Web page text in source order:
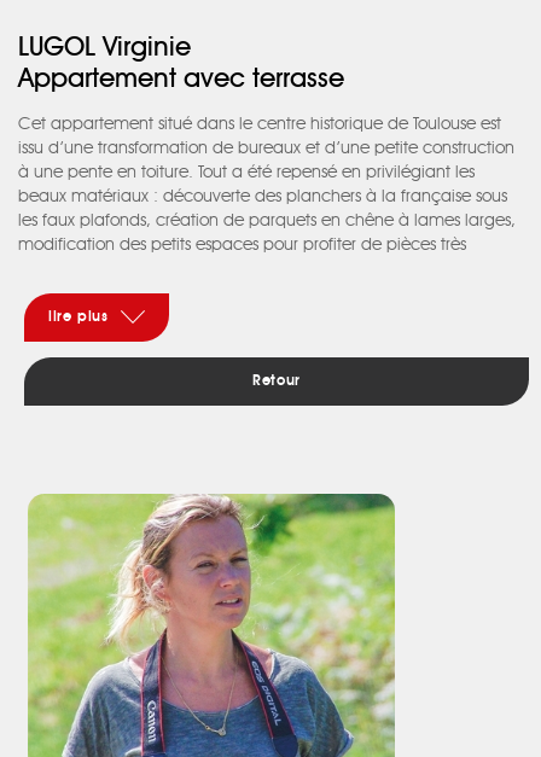
LUGOL Virginie
Appartement avec terrasse
Cet appartement situé dans le centre historique de Toulouse est
issu d’une transformation de bureaux et d’une petite construction
à une pente en toiture. Tout a été repensé en privilégiant les
beaux matériaux : découverte des planchers à la française sous
les faux plafonds, création de parquets en chêne à lames larges,
modification des petits espaces pour profiter de pièces très
dans ce projet. La subtile palette de couleurs s’harmonise aux tons
choisis pour les carreaux de ciment, les zelij ou les plaques de
marbre. Dans l’entrée éclairée par une verrière, la bibliothèque
sur mesure souligne la dimension du lieu. Un escalier en métal et
bois vient desservir l’étage aménagé dans les combles et menant
délicat et précis partagé par les clients, les bâtiments de France
et l’architecte.
lire plus
Retour